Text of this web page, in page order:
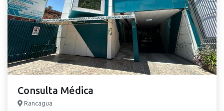
Consulta Médica
Rancagua